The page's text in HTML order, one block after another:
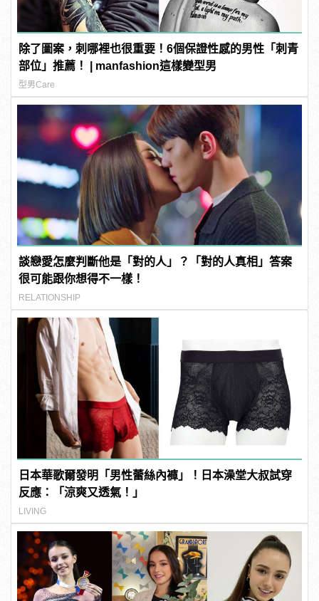
除了圖案，刺哪裡也很重要！6個保證性感的男性「刺青
部位」推薦！ | manfashion這樣變型男
型男Care
談戀愛怎麼判斷他是「對的人」？「對的人真相」答案
很可能跟你想得不一樣！
RELATIONSHIP
日本華歌爾發明「男性蕾絲內褲」！日本澡堂大叔試穿
反應：「涼爽又透氣！」
LIVING